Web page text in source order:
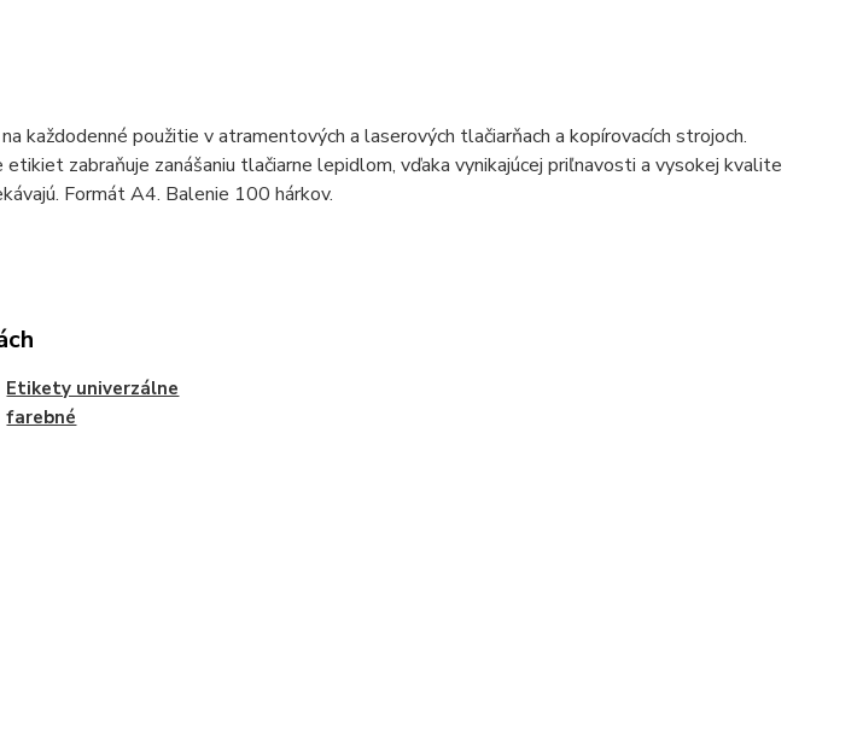
každodenné použitie v atramentových a laserových tlačiarňach a kopírovacích strojoch.
zabraňuje zanášaniu tlačiarne lepidlom, vďaka vynikajúcej priľnavosti a vysokej kvalite
Formát A4. Balenie 100 hárkov.
Etikety univerzálne
farebné